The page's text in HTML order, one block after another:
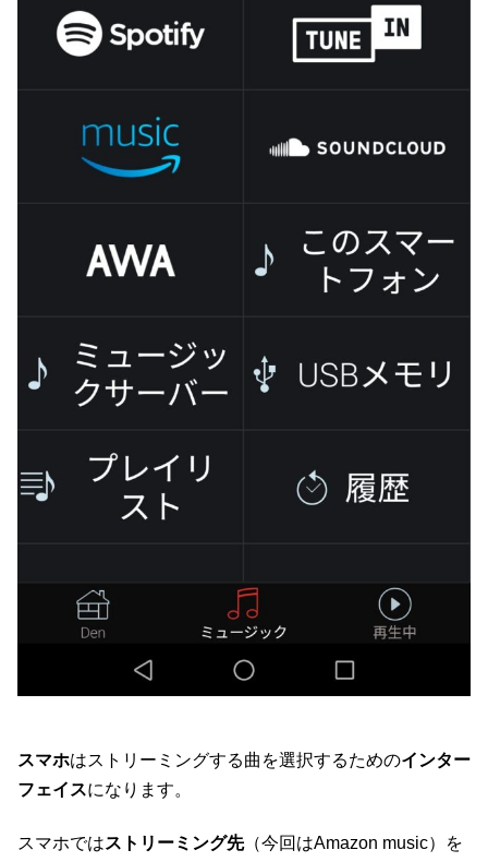
スマホはストリーミングする曲を選択するためのインター
フェイスになります。
スマホではストリーミング先（今回はAmazon music）を